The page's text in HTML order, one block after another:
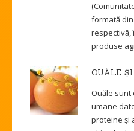
formată
respectivă,
produse
OUĂLE
Ouăle sunt
umane
proteine și